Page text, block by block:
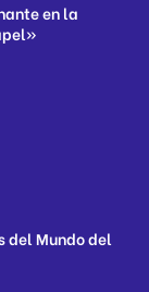
en la
del Mundo del